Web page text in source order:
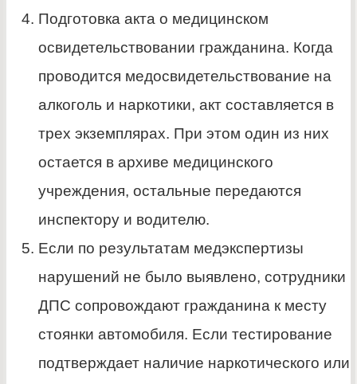
Подготовка акта о медицинском
освидетельствовании гражданина. Когда
проводится медосвидетельствование на
алкоголь и наркотики, акт составляется в
трех экземплярах. При этом один из них
остается в архиве медицинского
учреждения, остальные передаются
инспектору и водителю.
Если по результатам медэкспертизы
нарушений не было выявлено, сотрудники
ДПС сопровождают гражданина к месту
стоянки автомобиля. Если тестирование
подтверждает наличие наркотического или